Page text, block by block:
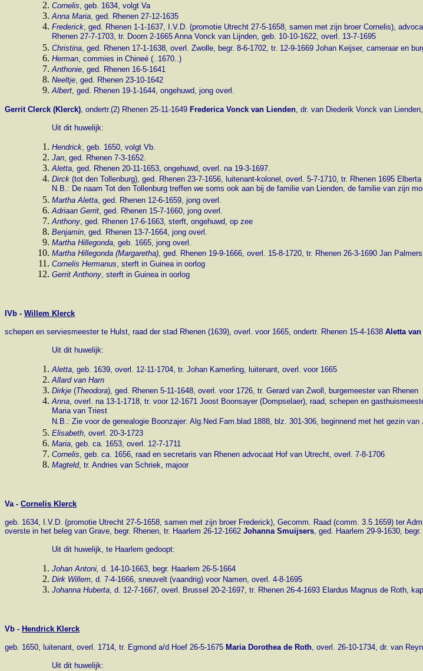
Cornelis, geb. 1634, volgt Va
Anna Maria, ged. Rhenen 27-12-1635
Frederick, ged. Rhenen 1-1-1637, I.V.D. (promotie Utrecht 27-5-1658, samen met zijn broer Cornelis),
Rhenen 27-7-1703, tr. Doorn 2-1665 Anna Vonck van Lijnden, geb. 10-10-1622, overl. 13-7-1695
Christina, ged. Rhenen 17-1-1638, overl. Zwolle, begr. 8-6-1702, tr. 12-9-1669 Johan Keijser, cameraar en
Herman, commies in Chineé (..1670..)
Anthonie, ged. Rhenen 16-5-1641
Neeltje, ged. Rhenen 23-10-1642
Albert, ged. Rhenen 19-1-1644, ongehuwd, jong overl.
Gerrit Clerck (Klerck), ondertr.(2) Rhenen 25-11-1649 Frederica Vonck van Lienden, dr. van Diederik Vonck van
Uit dit huwelijk:
Hendrick, geb. 1650, volgt Vb.
Jan, ged. Rhenen 7-3-1652.
Aletta, ged. Rhenen 20-11-1653, ongehuwd, overl. na 19-3-1697.
Dirck (tot den Tollenburg), ged. Rhenen 23-7-1656, luitenant-kolonel, overl. 5-7-1710, tr. Rhenen 1695
N.B.: De naam Tot den Tollenburg treffen we soms ook aan bij de familie van Lienden, de familie van zijn
Martha Aletta, ged. Rhenen 12-6-1659, jong overl.
Adriaan Gerrit, ged. Rhenen 15-7-1660, jong overl.
Anthony, ged. Rhenen 17-6-1663, sterft, ongehuwd, op zee
Benjamin, ged. Rhenen 13-7-1664, jong overl.
Martha Hillegonda, geb. 1665, jong overl.
Martha Hillegonda (Margaretha), ged. Rhenen 19-9-1666, overl. 15-8-1720, tr. Rhenen 26-3-1690 Jan
Cornelis Hermanus, sterft in Guinea in oorlog
Gerrit Anthony, sterft in Guinea in oorlog
IVb - Willem Klerck
schepen en serviesmeester te Hulst, raad der stad Rhenen (1639), overl. voor 1665, ondertr. Rhenen 15-4-1638 Aletta van
Uit dit huwelijk:
Aletta, geb. 1639, overl. 12-11-1704, tr. Johan Kamerling, luitenant, overl. voor 1665
Allard van Harn
Dirkje (Theodora), ged. Rhenen 5-11-1648, overl. voor 1726, tr. Gerard van Zwoll, burgemeester van Rhenen
Anna, overl. na 13-1-1718, tr. voor 12-1671 Joost Boonsayer (Dompselaer), raad, schepen en
Maria van Triest
N.B.: Zie voor de genealogie Boonzajer: Alg.Ned.Fam.blad 1888, blz. 301-306, beginnend met het gezin
Elisabeth, overl. 20-3-1723
Maria, geb. ca. 1653, overl. 12-7-1711
Cornelis, geb. ca. 1656, raad en secretaris van Rhenen advocaat Hof van Utrecht, overl. 7-8-1706
Magteld, tr. Andries van Schriek, majoor
Va - Cornelis Klerck
geb. 1634, I.V.D. (promotie Utrecht 27-5-1658, samen met zijn broer Frederick), Gecomm. Raad (comm. 3.5.1659) ter
overste in het beleg van Grave, begr. Rhenen, tr. Haarlem 26-12-1662 Johanna Smuijsers, ged. Haarlem 29-9-1630,
Uit dit huwelijk, te Haarlem gedoopt:
Johan Antoni, d. 14-10-1663, begr. Haarlem 26-5-1664
Dirk Willem, d. 7-4-1666, sneuvelt (vaandrig) voor Namen, overl. 4-8-1695
Johanna Huberta, d. 12-7-1667, overl. Brussel 20-2-1697, tr. Rhenen 26-4-1693 Elardus Magnus de Roth,
Vb - Hendrick Klerck
geb. 1650, luitenant, overl. 1714, tr. Egmond a/d Hoef 26-5-1675 Maria Dorothea de Roth, overl. 26-10-1734, dr. van
Uit dit huwelijk: